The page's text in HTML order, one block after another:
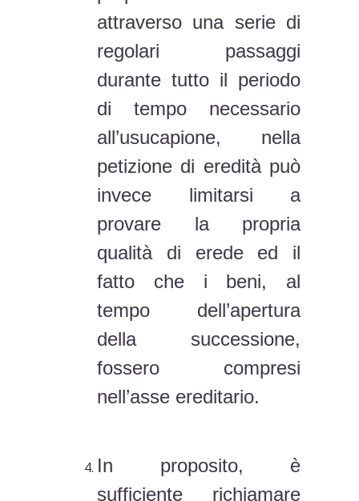
all’usucapione, nella
petizione di eredità può
invece limitarsi a
provare la propria
qualità di erede ed il
fatto che i beni, al
tempo dell’apertura
della successione,
fossero compresi
nell’asse ereditario.
In proposito, è
sufficiente richiamare
quanto affermato da
“per i figli naturali, il
termine di prescrizione